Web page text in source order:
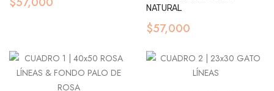
NATURAL
$57,000